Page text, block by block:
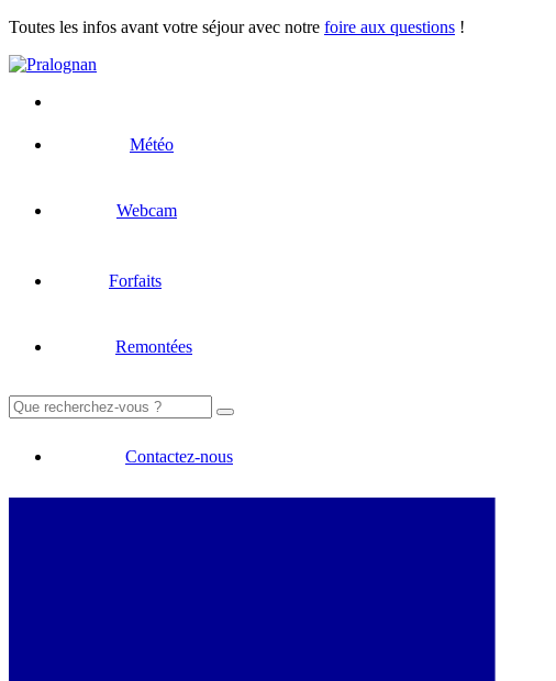
Toutes les infos avant votre séjour avec notre foire aux questions !
Météo
Webcam
Forfaits
Remontées
Rechercher :
Contactez-nous